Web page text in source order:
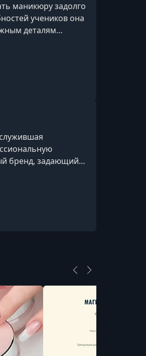
маникюру задолго
учеников она
деталям
программ в сфере
бренд, задающий